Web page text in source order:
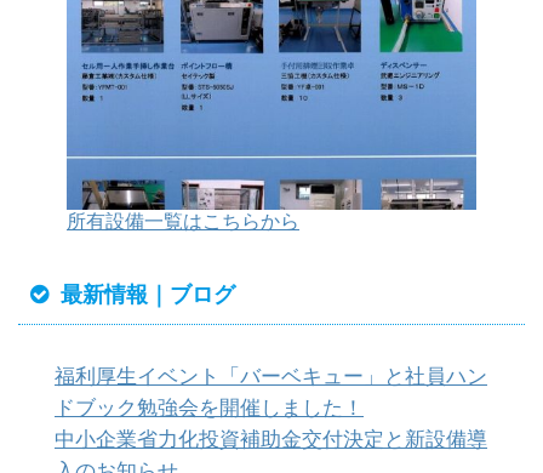
所有設備一覧はこちらから
最新情報｜ブログ
福利厚生イベント「バーベキュー」と社員ハン
ドブック勉強会を開催しました！
中小企業省力化投資補助金交付決定と新設備導